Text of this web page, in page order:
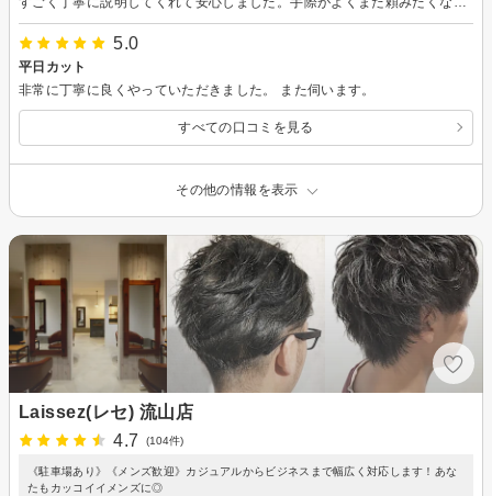
5.0
平日カット
非常に丁寧に良くやっていただきました。 また伺います。
すべての口コミを見る
その他の情報を表示
Laissez(レセ) 流山店
4.7
(104件)
《駐車場あり》《メンズ歓迎》カジュアルからビジネスまで幅広く対応します！あな
たもカッコイイメンズに◎